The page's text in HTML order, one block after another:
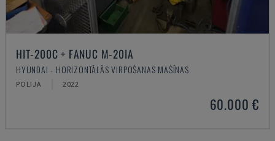
HIT-200C + FANUC M-20IA
HYUNDAI - HORIZONTĀLĀS VIRPOŠANAS MAŠĪNAS
POLIJA 2022
60.000 €